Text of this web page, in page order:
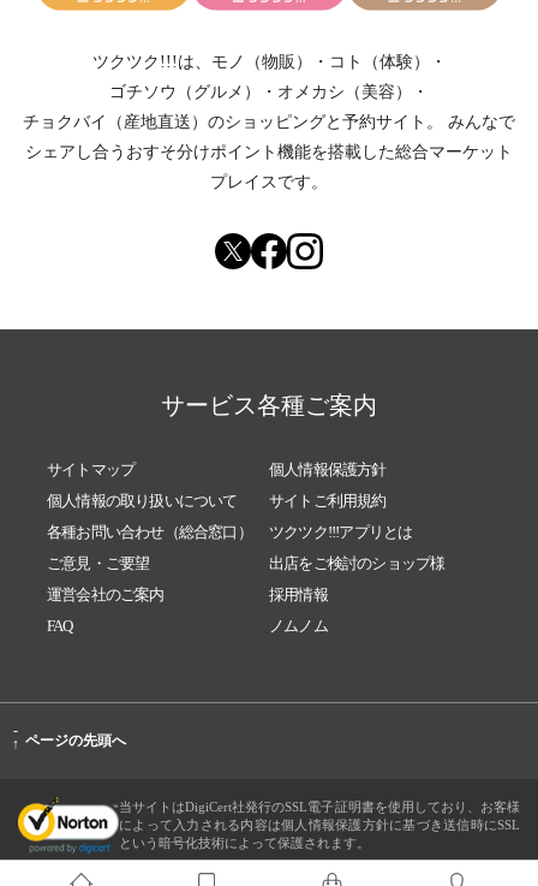
ツクツク!!!は、 モノ（物販） ・ コト（体験）
・
ゴチソウ（グルメ）
・ オメカシ（美容）
・
チョクバイ（産地直送） のショッピングと予約サイト。
みんなで
シェアし合う おすそ分けポイント機能を搭載した総合マーケット
プレイスです。
サービス各種ご案内
サイトマップ
個人情報保護方針
個人情報の取り扱いについて
サイトご利用規約
各種お問い合わせ（総合窓口）
ツクツク!!!アプリとは
ご意見・ご要望
出店をご検討のショップ様
運営会社のご案内
採用情報
FAQ
ノムノム
-
↑ ページの先頭へ
当サイトはDigiCert社発行のSSL電子証明書を使用しており、お客様
によって入力される内容は個人情報保護方針に基づき送信時にSSL
という暗号化技術によって保護されます。